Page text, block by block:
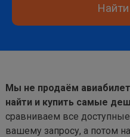
Мы не продаём
найти и купить самые
сравниваем все
вашему запросу, а потом